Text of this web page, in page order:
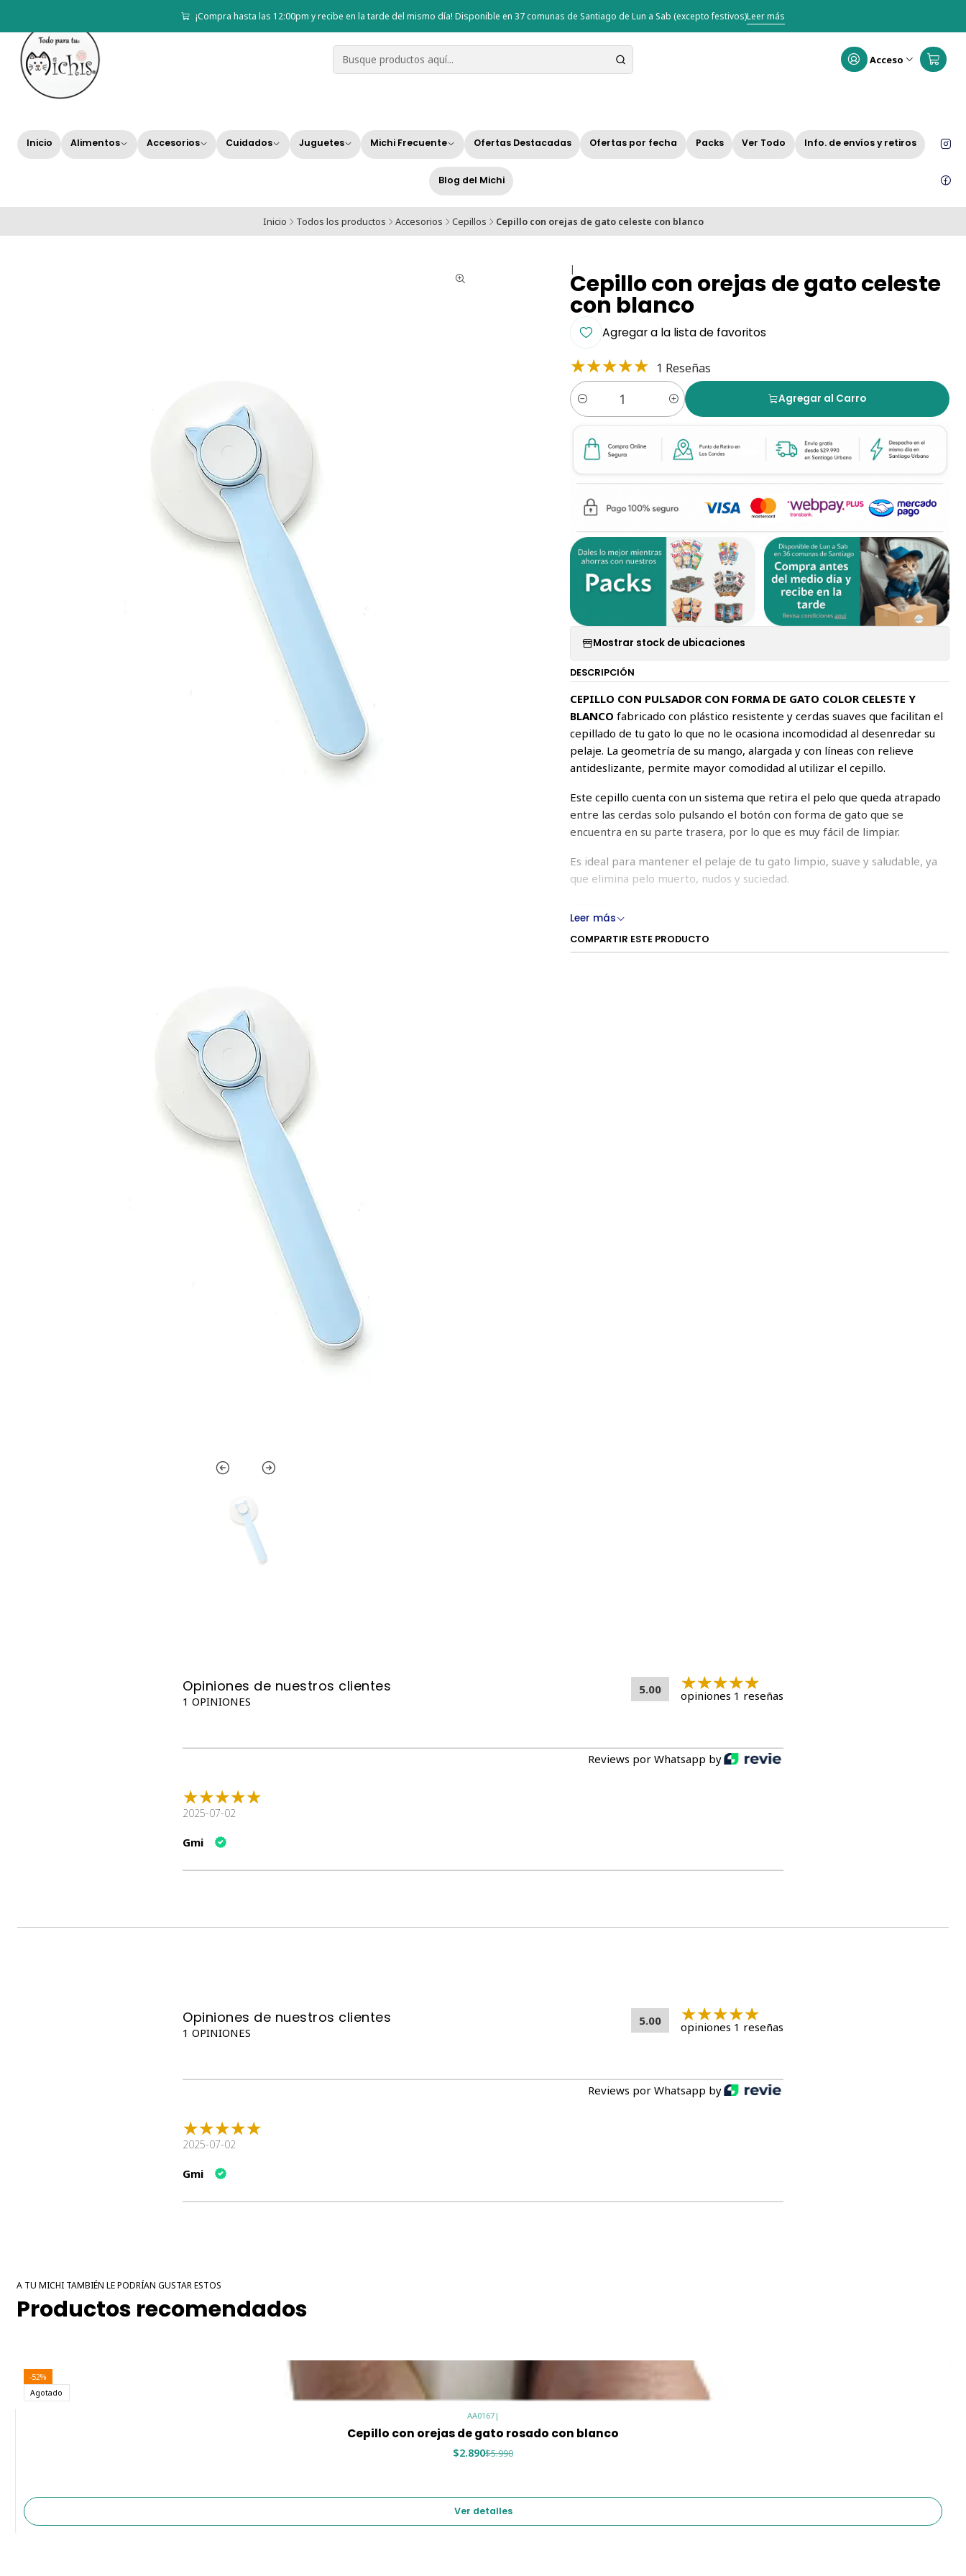
Acceso
Inicio Alimentos Accesorios Cuidados Juguetes Michi Frecuente Ofertas Destacadas Ofertas por fecha Packs Ver Todo Info. de envíos y retiros
Blog del Michi
¡Compra hasta las 12:00pm y recibe en la tarde del mismo día! Disponible en 37 comunas de Santiago de Lun a Sab (excepto festivos)Leer más
Inicio Todos los productos Accesorios Cepillos Cepillo con orejas de gato celeste con blanco
|Cepillo con orejas de gato celeste
con blanco
Agregar a la lista de favoritos
1 Reseñas
Cantidad
Agregar al Carro
Mostrar stock de ubicaciones
DESCRIPCIÓN
CEPILLO CON PULSADOR CON FORMA DE GATO COLOR CELESTE Y
BLANCOfabricado con plástico resistente y cerdas suaves que facilitan el
cepillado de tu gato lo que no le ocasiona incomodidad al desenredar su
pelaje. La geometría de su mango, alargada y con líneas con relieve
antideslizante, permite mayor comodidad al utilizar el cepillo.
Este cepillo cuenta con un sistema que retira el pelo que queda atrapado
entre las cerdas solo pulsando el botón con forma de gato que se
encuentra en su parte trasera, por lo que es muy fácil de limpiar.
Es ideal para mantener el pelaje de tu gato limpio, suave y saludable, ya
que elimina pelo muerto, nudos y suciedad.
18 cm largo total, 7 cm diámetro zona con cerdas
Leer más
COMPARTIR ESTE PRODUCTO
Opiniones de nuestros clientes
1 OPINIONES
5.00 opiniones 1 reseñas
Reviews por Whatsapp by
2025-07-02
Gmi
Opiniones de nuestros clientes
1 OPINIONES
5.00 opiniones 1 reseñas
Reviews por Whatsapp by
2025-07-02
Gmi
A TU MICHI TAMBIÉN LE PODRÍAN GUSTAR ESTOS
Productos recomendados
-52%
Agotado
AA0167|
Cepillo con orejas de gato rosado con blanco
$2.890$5.990
Ver detalles